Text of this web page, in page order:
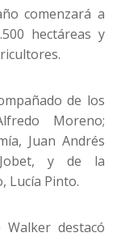
comenzará a
hectáreas y
de los
Moreno;
Juan Andrés
Jobet, y de la
Lucía Pinto.
destacó